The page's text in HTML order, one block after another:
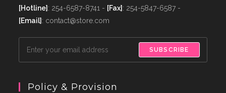
[Hotline]: 254-6587-8741 - [Fax]: 254-5847-6587 -
[Email]: contact@store.com
SUBSCRIBE
Policy & Provision